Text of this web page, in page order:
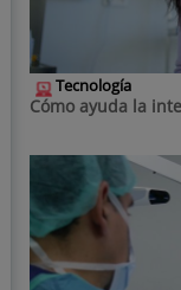
Tecnología
Cómo ayuda la